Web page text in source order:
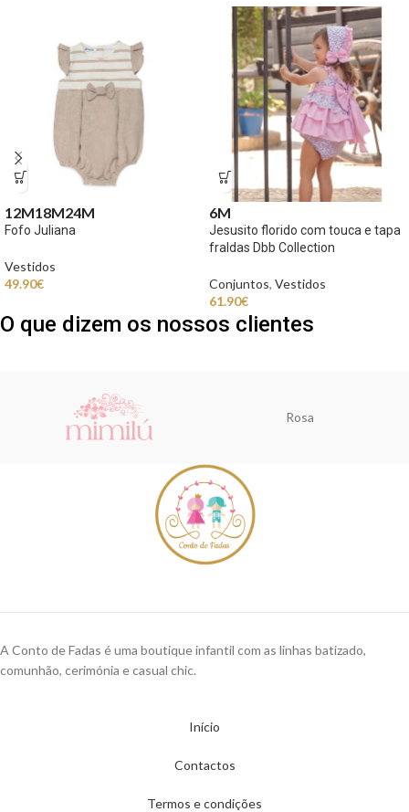
12M18M24M
Fofo Juliana
Vestidos
49.90€
6M
Jesusito florido com touca e tapa
fraldas Dbb Collection
Conjuntos, Vestidos
61.90€
O que dizem os nossos clientes
Rosa
A Conto de Fadas é uma boutique infantil com as linhas batizado,
comunhão, cerimónia e casual chic.
Início
Contactos
Termos e condições